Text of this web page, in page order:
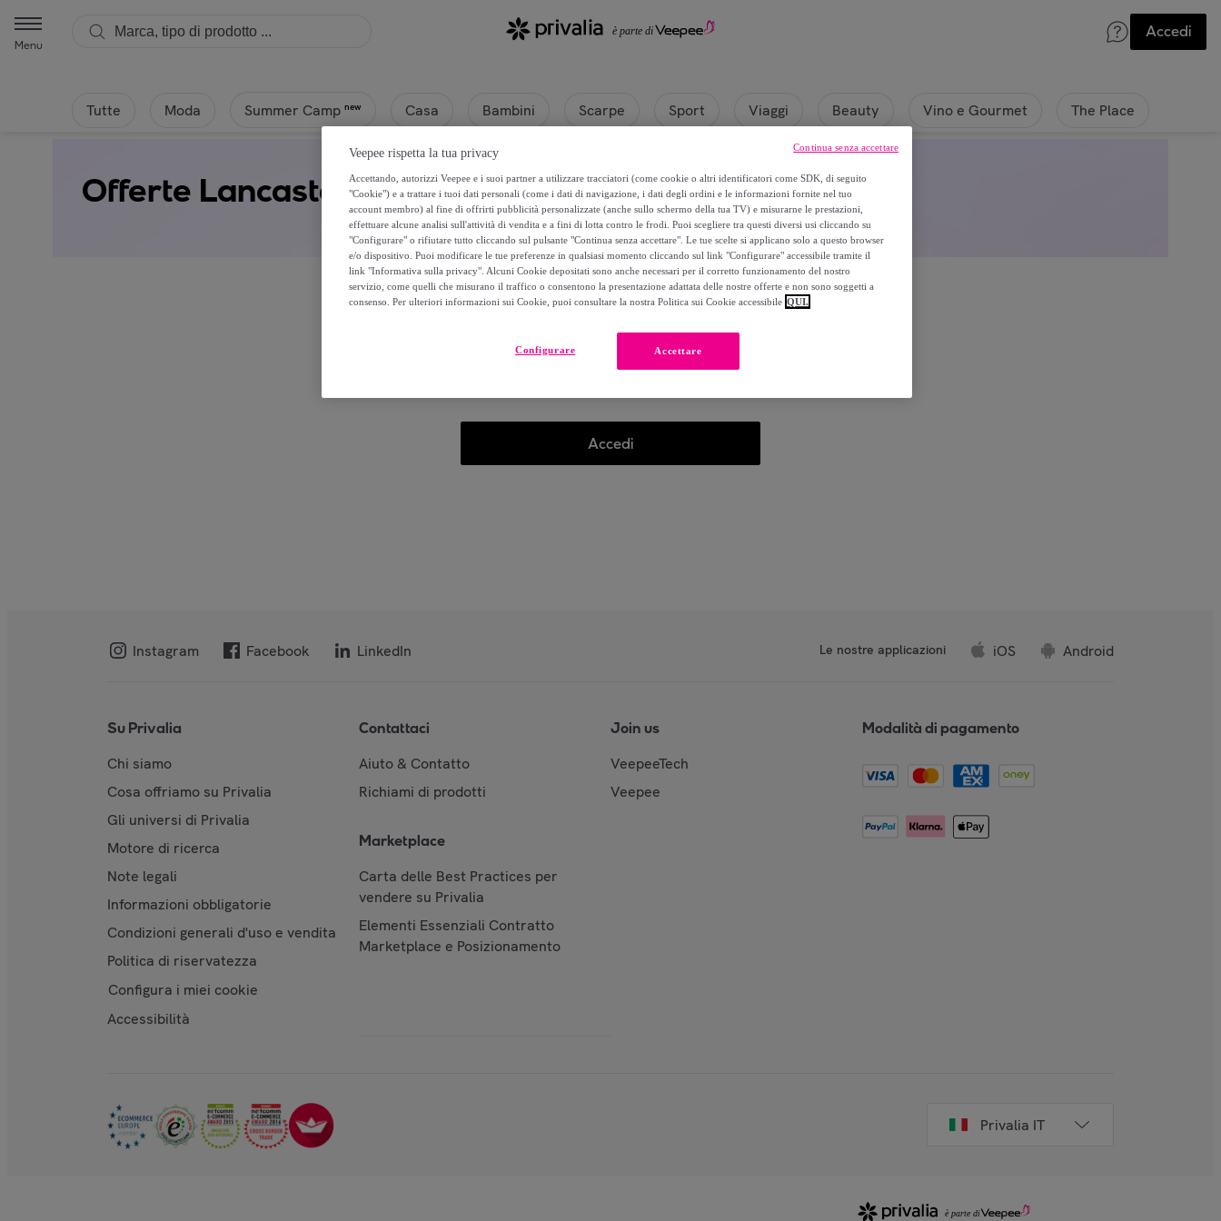
Menu
Accedi
Tutte Moda Summer Camp new Casa Bambini Scarpe Sport Viaggi Beauty Vino e Gourmet The Place
Offerte Lancaster
Attualmente non è disponibile alcun prodotto.
Accedi
Instagram Facebook LinkedIn Le nostre applicazioni iOS Android
Su Privalia
Chi siamo
Cosa offriamo su Privalia
Gli universi di Privalia
Motore di ricerca
Note legali
Informazioni obbligatorie
Condizioni generali d'uso e vendita
Politica di riservatezza
Configura i miei cookie
Accessibilità
Contattaci
Aiuto & Contatto
Richiami di prodotti
Marketplace
Carta delle Best Practices per
vendere su Privalia
Elementi Essenziali Contratto
Marketplace e Posizionamento
Join us
VeepeeTech
Veepee
Modalità di pagamento
Privalia IT
Veepee rispetta la tua privacy
Accettando, autorizzi Veepee e i suoi partner a utilizzare tracciatori (come cookie o altri identificatori come SDK, di seguito
"Cookie") e a trattare i tuoi dati personali (come i dati di navigazione, i dati degli ordini e le informazioni fornite nel tuo
account membro) al fine di offrirti pubblicità personalizzate (anche sullo schermo della tua TV) e misurarne le prestazioni,
effettuare alcune analisi sull'attività di vendita e a fini di lotta contro le frodi. Puoi scegliere tra questi diversi usi cliccando su
"Configurare" o rifiutare tutto cliccando sul pulsante "Continua senza accettare". Le tue scelte si applicano solo a questo browser
e/o dispositivo. Puoi modificare le tue preferenze in qualsiasi momento cliccando sul link "Configurare" accessibile tramite il
link "Informativa sulla privacy". Alcuni Cookie depositati sono anche necessari per il corretto funzionamento del nostro
servizio, come quelli che misurano il traffico o consentono la presentazione adattata delle nostre offerte e non sono soggetti a
consenso. Per ulteriori informazioni sui Cookie, puoi consultare la nostra Politica sui Cookie accessibile QUI.
Accettare
Configurare
Continua senza accettare